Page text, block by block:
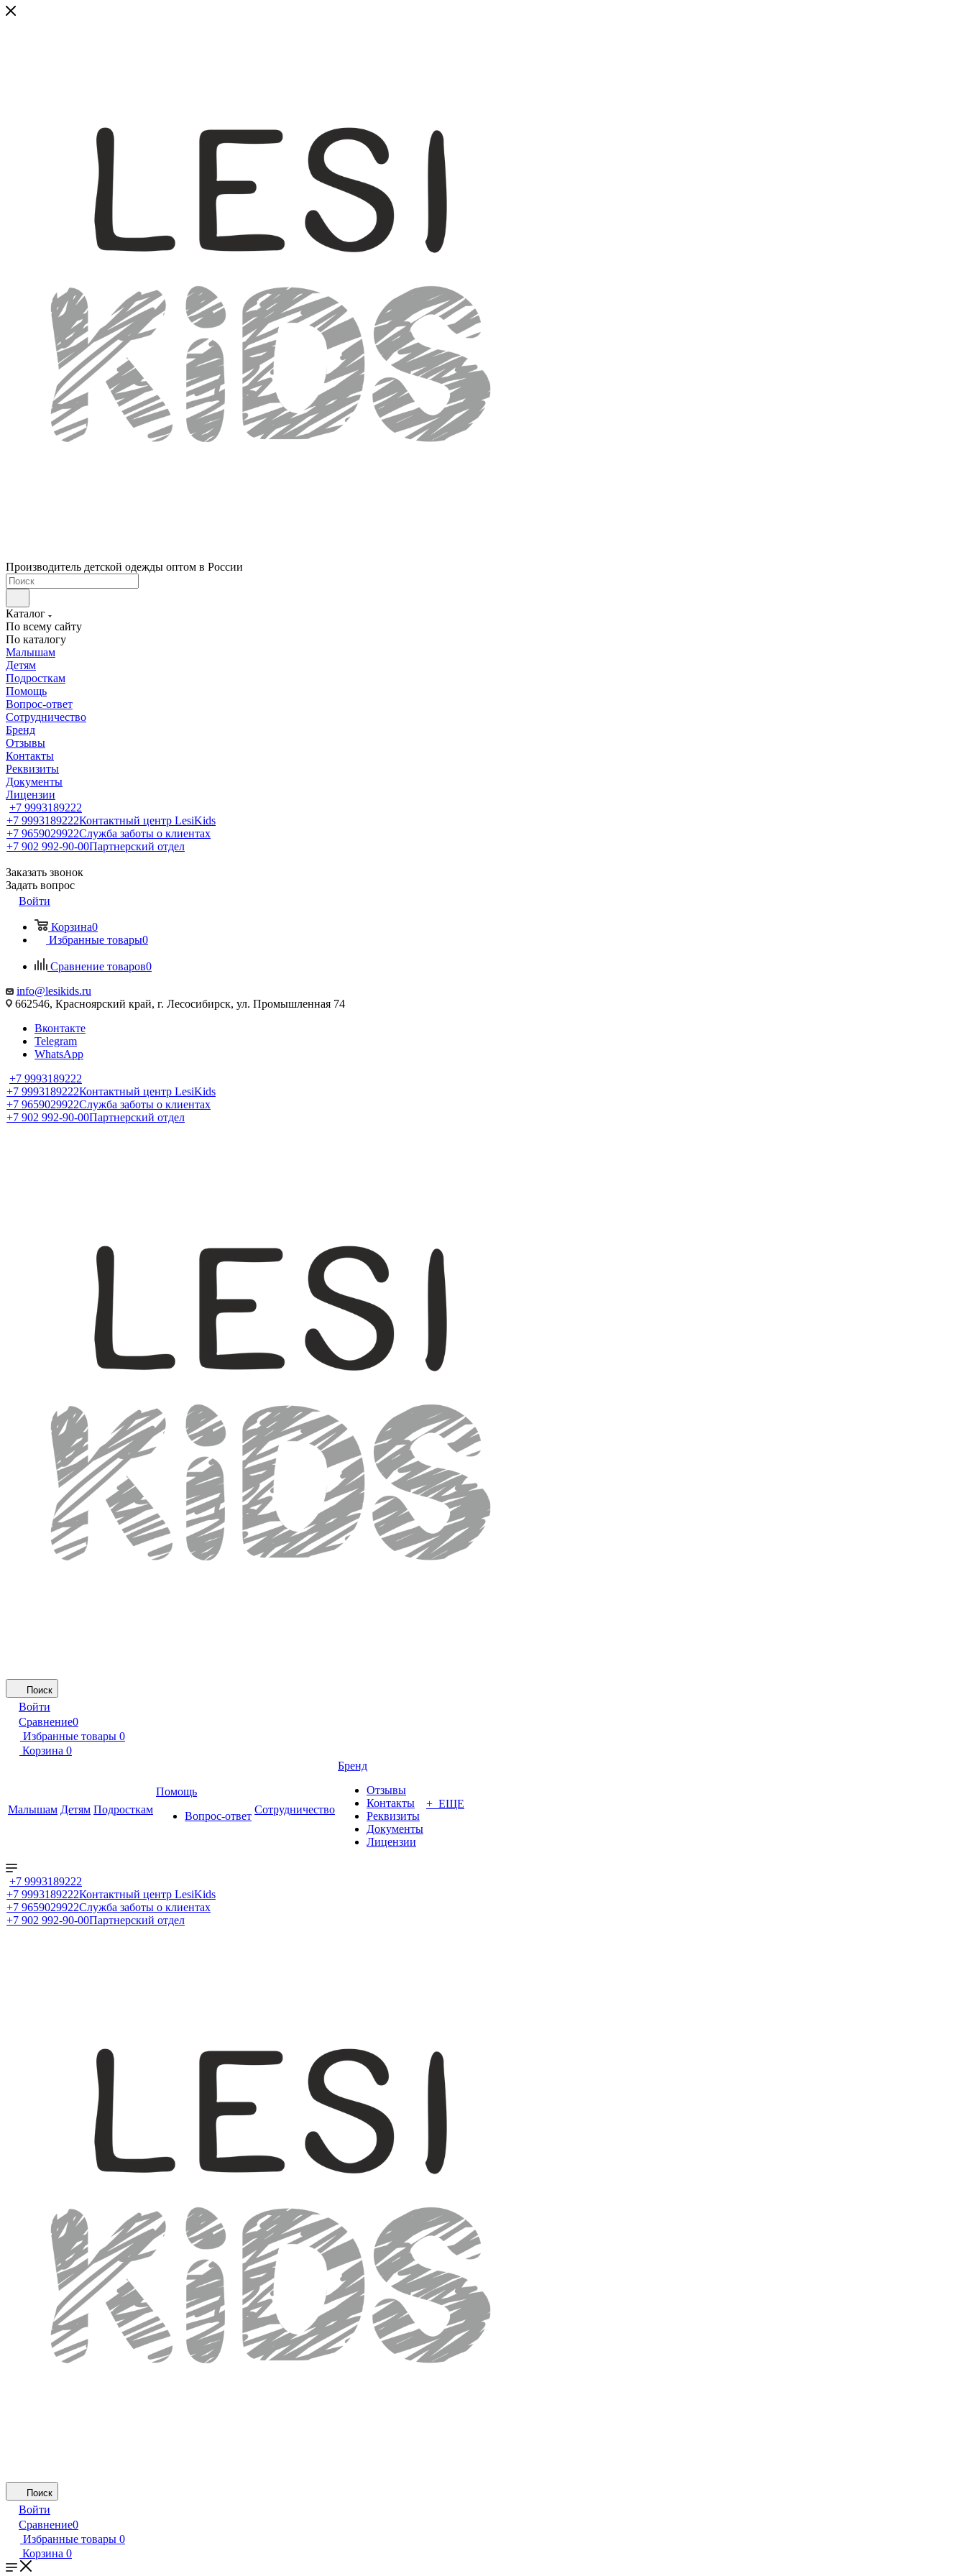
Производитель детской одежды оптом в России
Каталог
По всему сайту
По каталогу
Малышам
Детям
Подросткам
Помощь
Вопрос-ответ
Сотрудничество
Бренд
Отзывы
Контакты
Реквизиты
Документы
Лицензии
+7 9993189222
+7 9993189222Контактный центр LesiKids
+7 9659029922Служба заботы о клиентах
+7 902 992-90-00Партнерский отдел
Заказать звонок
Задать вопрос
Войти
Корзина0
Избранные товары0
Сравнение товаров0
info@lesikids.ru
662546, Красноярский край, г. Лесосибирск, ул. Промышленная 74
Вконтакте
Telegram
WhatsApp
+7 9993189222
+7 9993189222Контактный центр LesiKids
+7 9659029922Служба заботы о клиентах
+7 902 992-90-00Партнерский отдел
Поиск
Войти
Сравнение0
Избранные товары 0
Корзина 0
Малышам Детям Подросткам
Помощь
Вопрос-ответ
Сотрудничество
Бренд
Отзывы
Контакты
Реквизиты
Документы
Лицензии
+ ЕЩЕ
+7 9993189222
+7 9993189222Контактный центр LesiKids
+7 9659029922Служба заботы о клиентах
+7 902 992-90-00Партнерский отдел
Поиск
Войти
Сравнение0
Избранные товары 0
Корзина 0